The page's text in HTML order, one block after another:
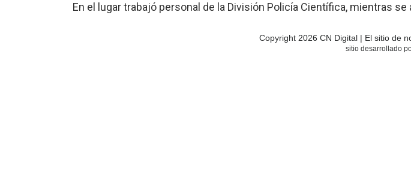
En el lugar trabajó personal de la División Policía Científica, mientras
Copyright 2026 CN Digital | El sitio de
sitio desarrollado